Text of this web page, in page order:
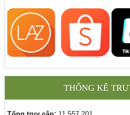
THỐNG KÊ